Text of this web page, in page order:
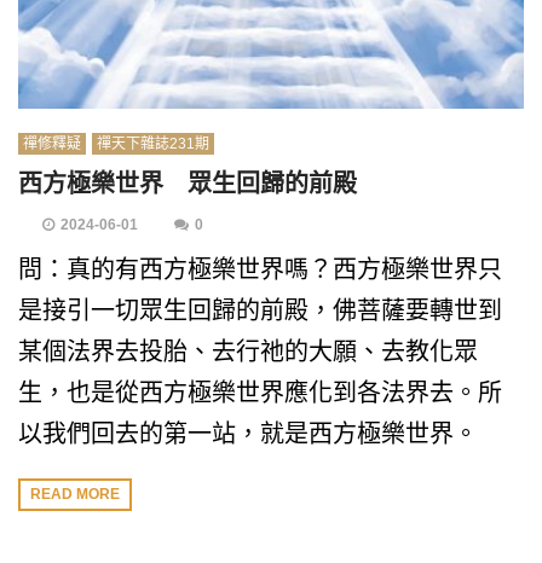
禪修釋疑 禪天下雜誌231期
西方極樂世界 眾生回歸的前殿
2024-06-01 0
問：真的有西方極樂世界嗎？西方極樂世界只
是接引一切眾生回歸的前殿，佛菩薩要轉世到
某個法界去投胎、去行祂的大願、去教化眾
生，也是從西方極樂世界應化到各法界去。所
以我們回去的第一站，就是西方極樂世界。
READ MORE